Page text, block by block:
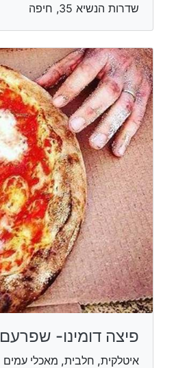
שדרות הנשיא 35, חיפה
פיצה דומינו- שפרעם
איטלקית, חלבית, מאכלי עמים